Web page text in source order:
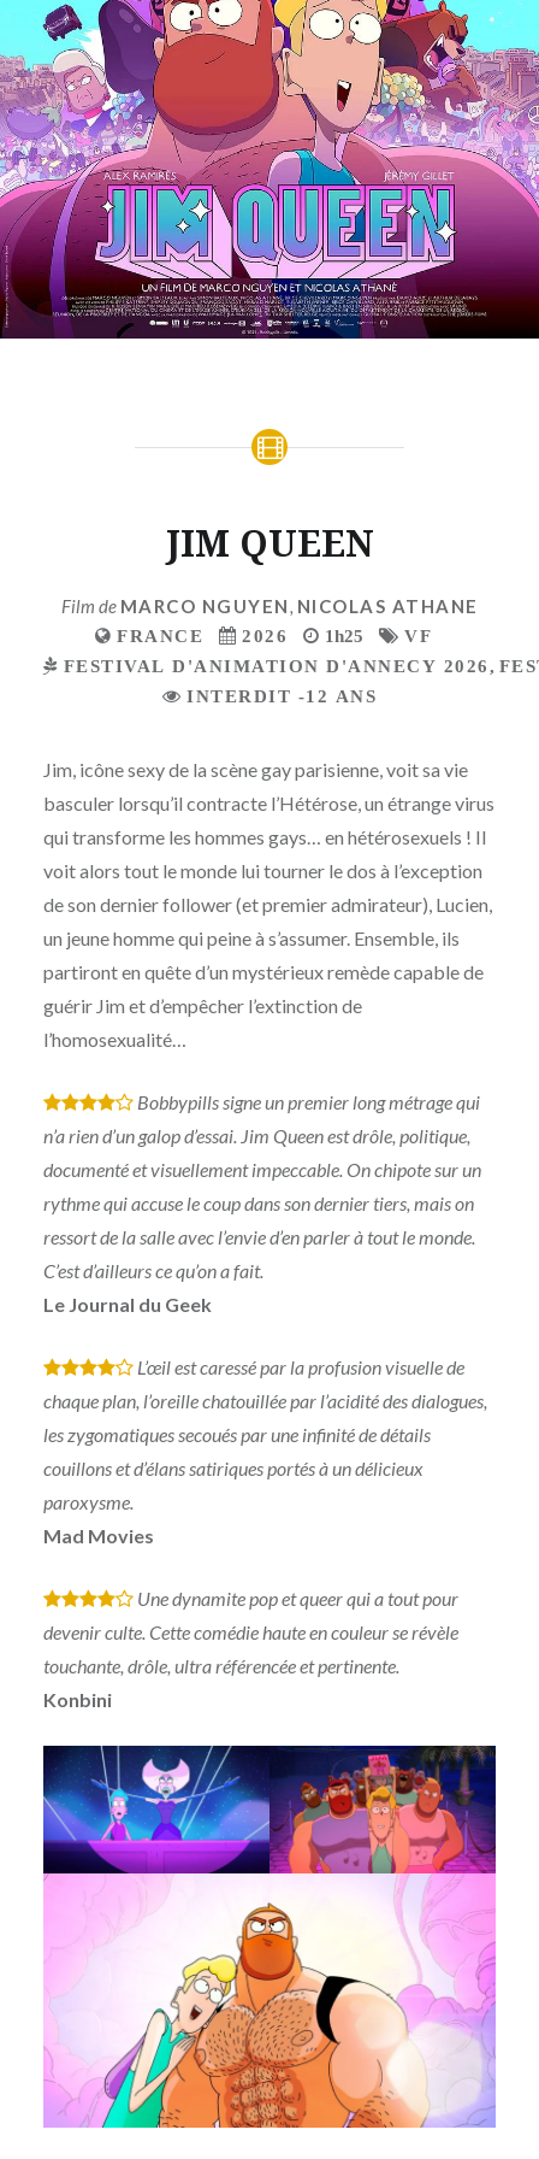
JIM QUEEN
Film de MARCO NGUYEN, NICOLAS ATHANE
FRANCE 2026 1h25
VF
FESTIVAL D'ANIMATION D'ANNECY 2026 ,
INTERDIT -12 ANS
Jim, icône sexy de la scène gay parisienne, voit sa vie
basculer lorsqu’il contracte l’Hétérose, un étrange virus
qui transforme les hommes gays… en hétérosexuels ! Il
voit alors tout le monde lui tourner le dos à l’exception
de son dernier follower (et premier admirateur), Lucien,
un jeune homme qui peine à s’assumer. Ensemble, ils
partiront en quête d’un mystérieux remède capable de
guérir Jim et d’empêcher l’extinction de
l’homosexualité…
* * * *
Bobbypills signe un premier long métrage qui
n’a rien d’un galop d’essai. Jim Queen est drôle, politique,
documenté et visuellement impeccable. On chipote sur un
rythme qui accuse le coup dans son dernier tiers, mais on
ressort de la salle avec l’envie d’en parler à tout le monde.
C’est d’ailleurs ce qu’on a fait.
Le Journal du Geek
* * * *
L’œil est caressé par la profusion visuelle de
chaque plan, l’oreille chatouillée par l’acidité des dialogues,
les zygomatiques secoués par une infinité de détails
couillons et d’élans satiriques portés à un délicieux
paroxysme.
Mad Movies
* * * *
Une dynamite pop et queer qui a tout pour
devenir culte. Cette comédie haute en couleur se révèle
touchante, drôle, ultra référencée et pertinente.
Konbini